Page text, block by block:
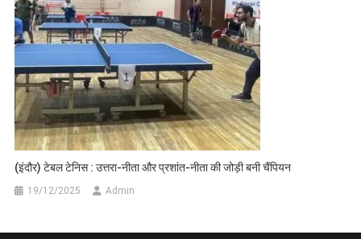
(इंदौर) टेबल टेनिस : उत्तरा-नीता और प्रशांत-नीता की जोड़ी बनी चैंपियन
19/12/2025 Admin